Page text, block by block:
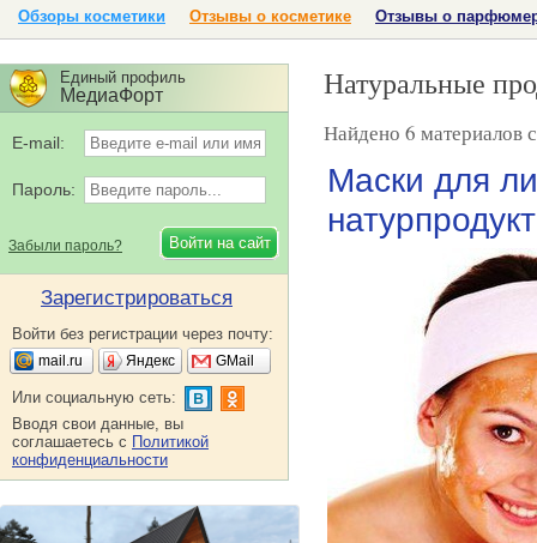
Обзоры косметики Отзывы о косметике Отзывы о
Натуральные
Найдено 6 материалов
Маски для
Единый профиль
МедиаФорт
E-mail:
Пароль:
Забыли пароль?
Зарегистрироваться
Войти без регистрации через почту:
mail.ru Яндекс GMail
Или социальную сеть:
Вводя свои данные, вы
соглашаетесь с Политикой
конфиденциальности